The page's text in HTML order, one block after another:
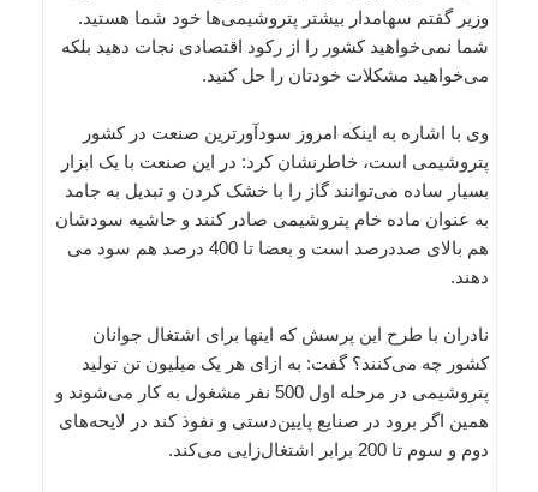
وزیر گفتم سهامدار بیشتر پتروشیمی‌ها خود شما هستید.
شما نمی‌خواهید کشور را از رکود اقتصادی نجات دهید بلکه
می‌خواهید مشکلات خودتان را حل کنید.
وی با اشاره به اینکه امروز سودآورترین صنعت در کشور
پتروشیمی است، خاطرنشان کرد: در این صنعت با یک ابزار
بسیار ساده می‌توانند گاز را با خشک کردن و تبدیل به جامد
به عنوان ماده خام پتروشیمی صادر کنند و حاشیه سودشان
هم بالای صددرصد است و بعضا تا 400 درصد هم سود می
دهند.
نادران با طرح این پرسش که اینها برای اشتغال جوانان
کشور چه می‌کنند؟ گفت: به ازای هر یک میلیون تن تولید
پتروشیمی در مرحله اول 500 نفر مشغول به کار می‌شوند و
همین اگر برود در صنایع پایین‌دستی و نفوذ کند در لایحه‌های
دوم و سوم تا 200 برابر اشتغال‌زایی می‌کند.